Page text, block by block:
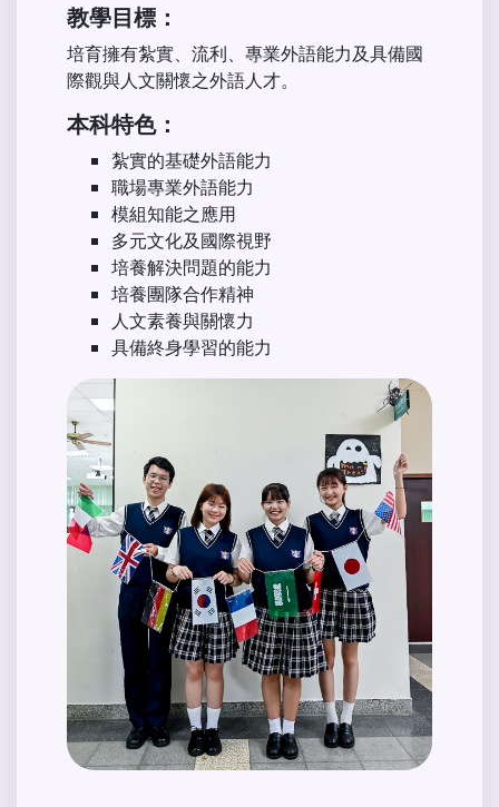
教學目標：
培育擁有紮實、流利、專業外語能力及具備國
際觀與人文關懷之外語人才。
本科特色：
紮實的基礎外語能力
職場專業外語能力
模組知能之應用
多元文化及國際視野
培養解決問題的能力
培養團隊合作精神
人文素養與關懷力
具備終身學習的能力